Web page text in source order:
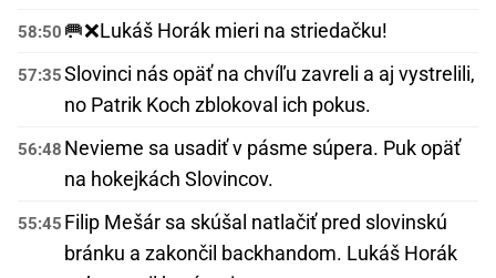
58:50 🥅❌Lukáš Horák mieri na striedačku!
57:35Slovinci nás opäť na chvíľu zavreli a aj vystrelili,
no Patrik Koch zblokoval ich pokus.
56:48 Nevieme sa usadiť v pásme súpera. Puk opäť
na hokejkách Slovincov.
55:45 Filip Mešár sa skúšal natlačiť pred slovinskú
bránku a zakončil backhandom. Lukáš Horák